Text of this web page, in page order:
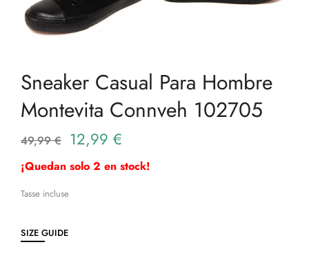
Sneaker Casual Para Hombre
Montevita Connveh 102705
49,99 € 12,99 €
¡Quedan solo 2 en stock!
Tasse incluse
SIZE GUIDE